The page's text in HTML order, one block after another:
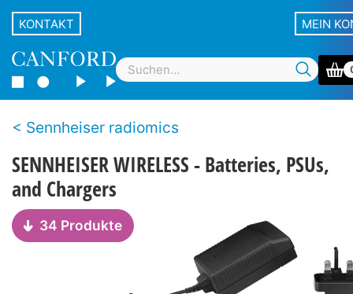
KONTAKT MEIN
Sennheiser radiomics
SENNHEISER WIRELESS - Batteries, PSUs,
and Chargers
34 Produkte